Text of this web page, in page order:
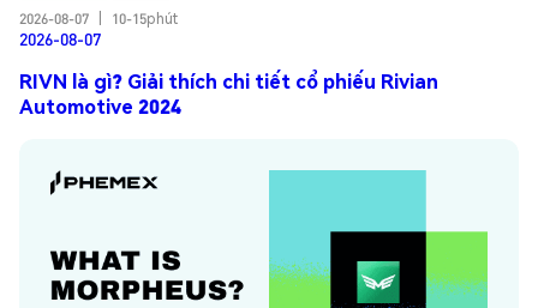
2026-08-07
10-15phút
2026-08-07
RIVN là gì? Giải thích chi tiết cổ phiếu Rivian
Automotive 2024